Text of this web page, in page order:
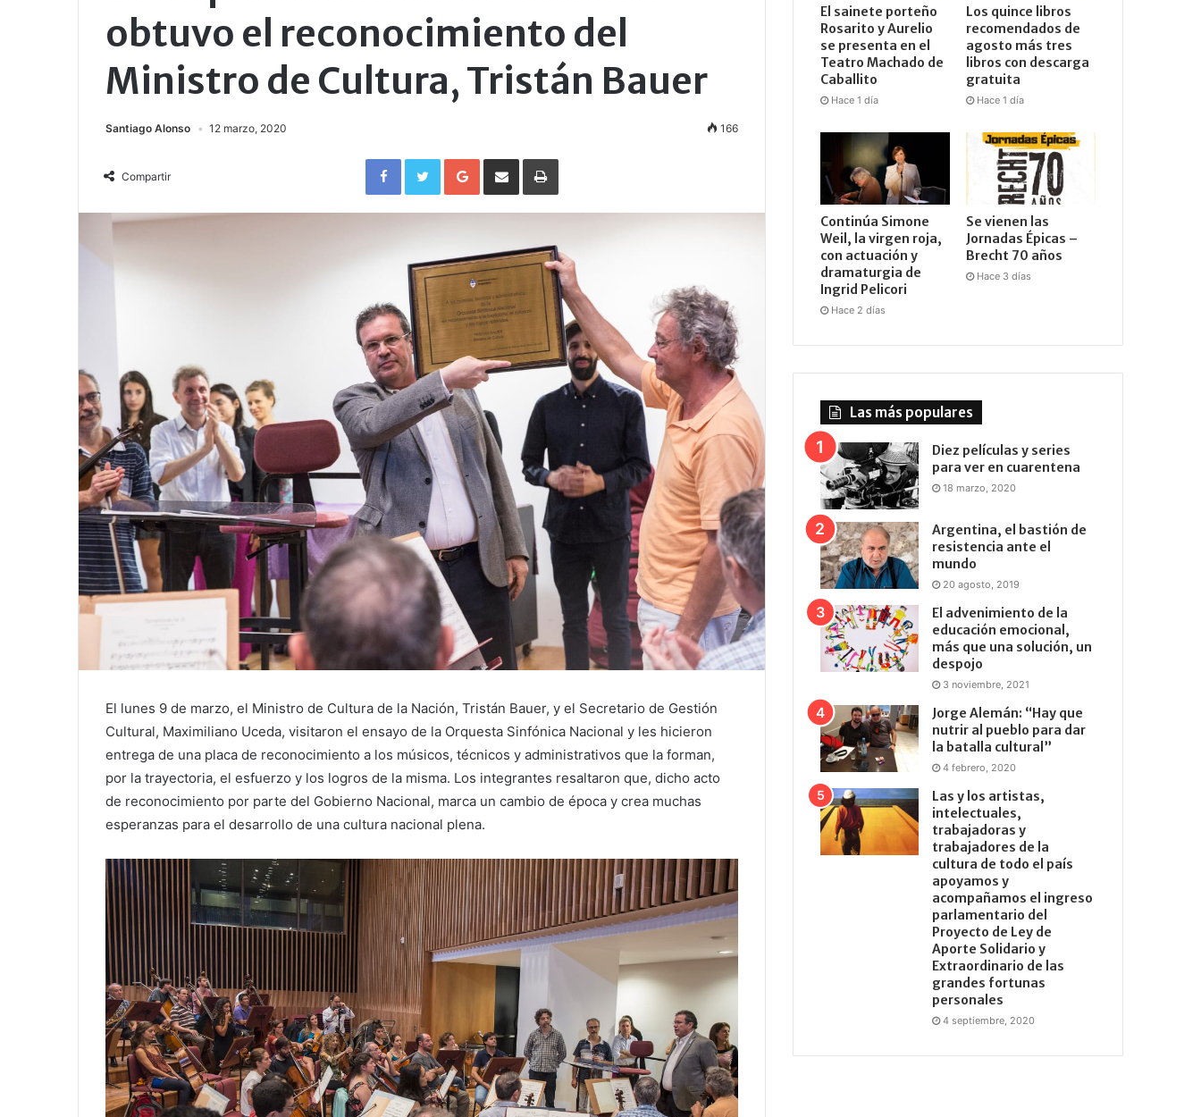
obtuvo el reconocimiento del
Ministro de Cultura, Tristán Bauer
Santiago Alonso 12 marzo, 2020 166
Compartir
FacebookTwitterGoogle+Compartir por correo electrónicoImprimir
El lunes 9 de marzo, el Ministro de Cultura de la Nación, Tristán Bauer, y el Secretario de Gestión
Cultural, Maximiliano Uceda, visitaron el ensayo de la Orquesta Sinfónica Nacional y les hicieron
entrega de una placa de reconocimiento a los músicos, técnicos y administrativos que la forman,
por la trayectoria, el esfuerzo y los logros de la misma. Los integrantes resaltaron que, dicho acto
de reconocimiento por parte del Gobierno Nacional, marca un cambio de época y crea muchas
esperanzas para el desarrollo de una cultura nacional plena.
El sainete porteño
Rosarito y Aurelio
se presenta en el
Teatro Machado de
Caballito
Hace 1 día
Los quince libros
recomendados de
agosto más tres
libros con descarga
gratuita
Hace 1 día
Continúa Simone
Weil, la virgen roja,
con actuación y
dramaturgia de
Ingrid Pelicori
Hace 2 días
Se vienen las
Jornadas Épicas –
Brecht 70 años
Hace 3 días
Las más populares
Diez películas y series
para ver en cuarentena
18 marzo, 2020
Argentina, el bastión de
resistencia ante el
mundo
20 agosto, 2019
El advenimiento de la
educación emocional,
más que una solución, un
despojo
3 noviembre, 2021
Jorge Alemán: “Hay que
nutrir al pueblo para dar
la batalla cultural”
4 febrero, 2020
Las y los artistas,
intelectuales,
trabajadoras y
trabajadores de la
cultura de todo el país
apoyamos y
acompañamos el ingreso
parlamentario del
Proyecto de Ley de
Aporte Solidario y
Extraordinario de las
grandes fortunas
personales
4 septiembre, 2020